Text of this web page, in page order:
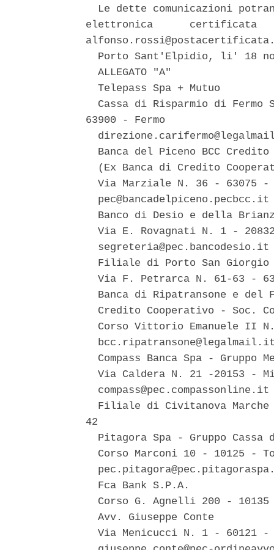
Le dette comunicazioni
elettronica      certificata
Porto Sant'Elpidio, li' 18
  ALLEGATO "A"
  Telepass Spa + Mutuo
Cassa di Risparmio di Fermo
63900 - Fermo
Banca del Piceno BCC
(Ex Banca di Credito
Via Marziale N. 36 - 63075
Banco di Desio e della
Via E. Rovagnati N. 1 -
Filiale di Porto San
Via F. Petrarca N. 61-63 -
Banca di Ripatransone e del
Credito Cooperativo - Soc.
Corso Vittorio Emanuele II
Compass Banca Spa - Gruppo
Via Caldera N. 21 -20153 -
Filiale di Civitanova
42
Pitagora Spa - Gruppo Cassa
Corso Marconi 10 - 10125 -
  Fca Bank S.P.A.
Corso G. Agnelli 200 -
  Avv. Giuseppe Conte
Via Menicucci N. 1 - 60121